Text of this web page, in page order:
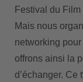
Festival du
Mais nous
networking
offrons ainsi la
d’échanger. Ce